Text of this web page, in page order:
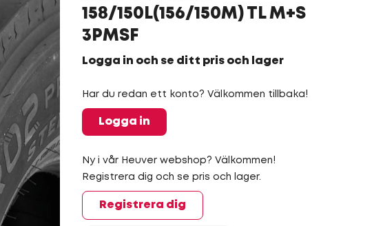
158/150L(156/150M) TL M+S
3PMSF
Logga in och se ditt pris och lager
Har du redan ett konto? Välkommen tillbaka!
Logga in
Ny i vår Heuver webshop? Välkommen!
Registrera dig och se pris och lager.
Registrera dig